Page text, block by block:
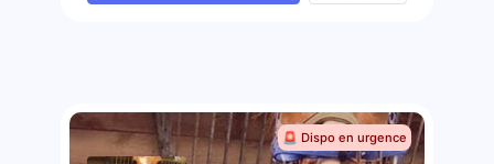
🚨 Dispo en urgence